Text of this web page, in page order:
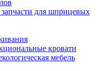
для шприцевых
кровати
мебель